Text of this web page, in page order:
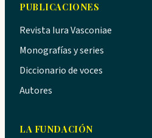
PUBLICACIONES
Revista Iura Vasconiae
Monografías y series
Diccionario de voces
Autores
LA FUNDACIÓN